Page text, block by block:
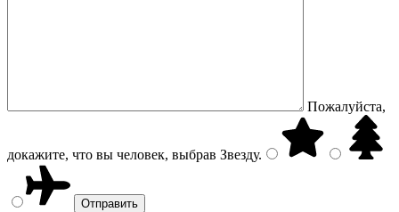
Пожалуйста,
докажите, что вы человек, выбрав Звезду.